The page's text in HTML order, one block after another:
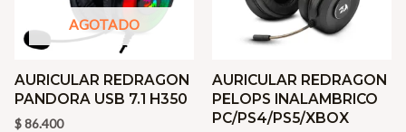
AGOTADO
AURICULAR REDRAGON
PANDORA USB 7.1 H350
$86.400
AURICULAR REDRAGON
PELOPS INALAMBRICO
PC/PS4/PS5/XBOX